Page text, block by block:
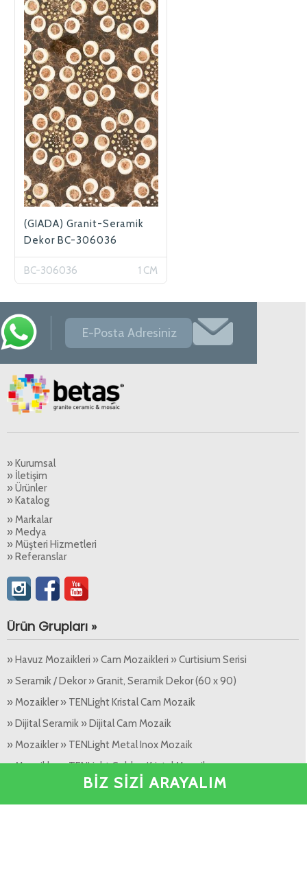
BİZ SİZİ ARAYALIM
(GIADA) Granit-Seramik
Dekor BC-306036
BC-306036 1 CM
» Kurumsal
» İletişim
» Ürünler
» Katalog
» Markalar
» Medya
» Müşteri Hizmetleri
» Referanslar
Ürün Grupları »
» Havuz Mozaikleri » Cam Mozaikleri » Curtisium Serisi
» Seramik / Dekor » Granit, Seramik Dekor (60 x 90)
» Mozaikler » TENLight Kristal Cam Mozaik
» Dijital Seramik » Dijital Cam Mozaik
» Mozaikler » TENLight Metal Inox Mozaik
» Mozaikler » TENLight Golden Kristal Mozaik
» Seramik / Dekor » Granit, Seramik Dekor (30 x 60)
» Granit » Granit - Seramik (60 x 120 cm)